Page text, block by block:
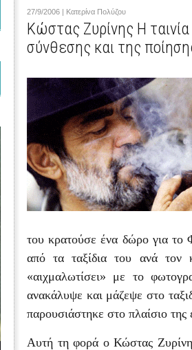
27/9/2006 | Κατερίνα Πολύζου
Κώστας Ζυρίνης Η
σύνθεσης και της
του κρατούσε ένα δώρο για το
από τα ταξίδια του ανά τον
«αιχμαλωτίσει» με το
ανακάλυψε και μάζεψε στο
παρουσιάστηκε στο πλαίσιο
Αυτή τη φορά ο Κώστας